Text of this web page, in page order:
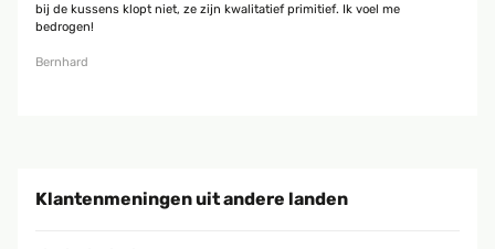
bij de kussens klopt niet, ze zijn kwalitatief primitief. Ik voel me
bedrogen!
Bernhard
Klantenmeningen uit andere landen